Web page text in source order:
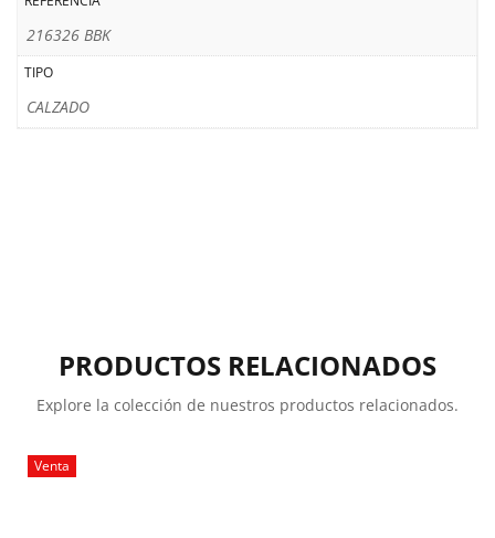
216326 BBK
TIPO
CALZADO
PRODUCTOS RELACIONADOS
Explore la colección de nuestros productos relacionados.
Venta